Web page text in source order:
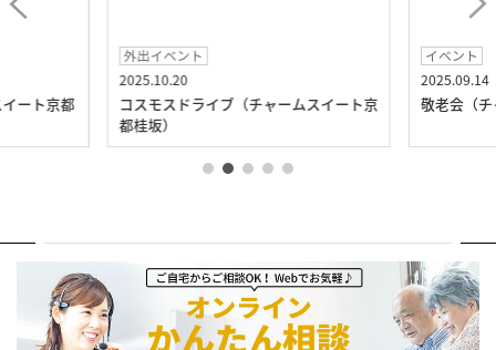
ート京都
外出イベント
2025.10.20
コスモスドライブ（チャームスイート京
都桂坂）
イベント
2025.09.14
敬老会（